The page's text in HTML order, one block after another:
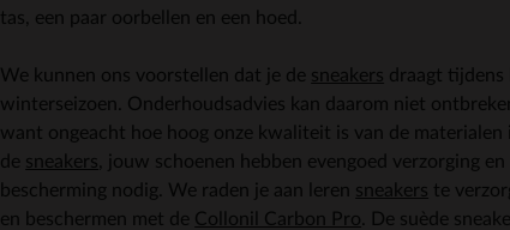
tas, een paar oorbellen en een hoed.
We kunnen ons voorstellen dat je de sneakers draagt tijdens
winterseizoen. Onderhoudsadvies kan daarom niet
want ongeacht hoe hoog onze kwaliteit is van de materialen
de sneakers , jouw schoenen hebben evengoed verzorging en
bescherming nodig. We raden je aan leren sneakers te
en beschermen met de Collonil Carbon Pro . De suède